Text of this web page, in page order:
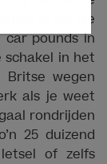
in eerste
pounds in
schakel in het
wegen
als je weet
rondrijden
25 duizend
of zelfs